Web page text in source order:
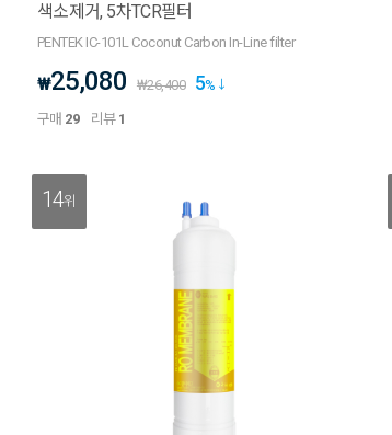
색소제거, 5차TCR필터
PENTEK IC-101L Coconut Carbon In-Line filter
₩25,080 ₩26,400 5%
구매 29 리뷰 1
14위